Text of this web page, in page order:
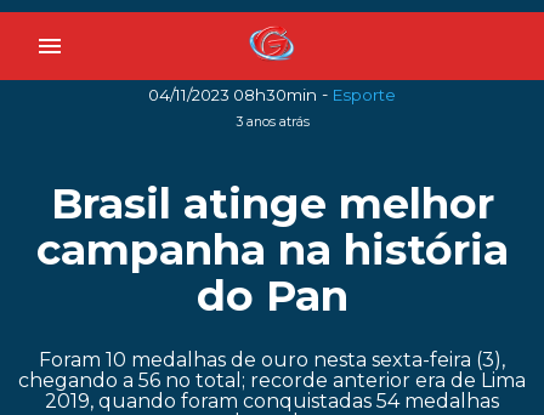
menu
04/11/2023 08h30min - Esporte
3 anos atrás
Brasil atinge melhor
campanha na história
do Pan
Foram 10 medalhas de ouro nesta sexta-feira (3),
chegando a 56 no total; recorde anterior era de Lima
2019, quando foram conquistadas 54 medalhas